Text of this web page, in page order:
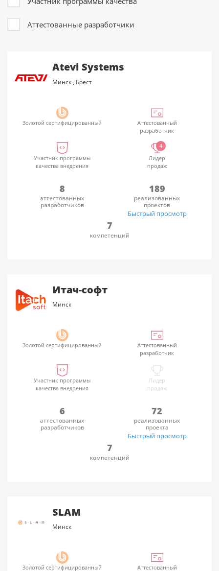
Аттестованные разработчики
Atevi Systems
Минск , Брест
Золотой сертифицированный
Аттестованный
разработчик
Участник программы
качества внедрения
4
Лидер
продаж
8
аттестованных
разработчиков
189
реализованных
проектов
Быстрый просмотр
7
компетенций
Итач-софт
Минск
Золотой сертифицированный
Аттестованный
разработчик
Участник программы
качества внедрения
Лидер
продаж
6
аттестованных
разработчиков
72
реализованных
проекта
Быстрый просмотр
7
компетенций
SLAM
Минск
Золотой сертифицированный
Аттестованный